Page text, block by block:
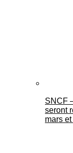
SNCF
seront
mars